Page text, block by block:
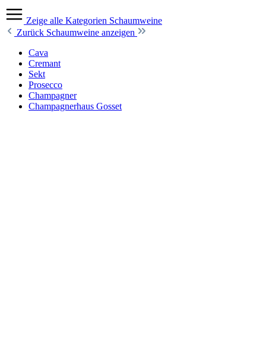
Zeige alle Kategorien Schaumweine
Zurück Schaumweine anzeigen
Cava
Cremant
Sekt
Prosecco
Champagner
Champagnerhaus Gosset